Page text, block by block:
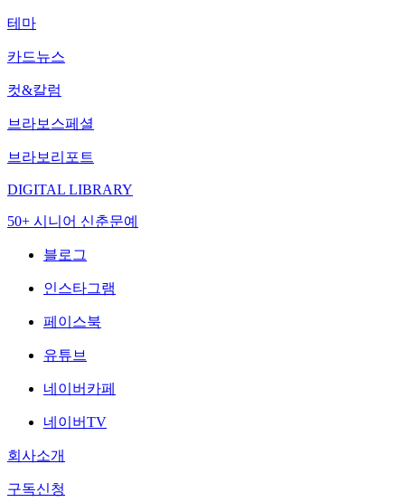
테마
카드뉴스
컷&칼럼
브라보스페셜
브라보리포트
DIGITAL LIBRARY
50+ 시니어 신춘문예
블로그
인스타그램
페이스북
유튜브
네이버카페
네이버TV
회사소개
구독신청